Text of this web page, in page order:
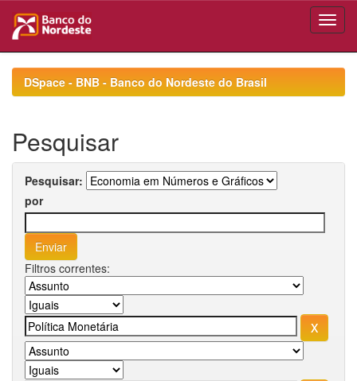
navigationDSpace - BNB - Banco do Nordeste do Brasil
Pesquisar
Pesquisar:
por
Filtros correntes: